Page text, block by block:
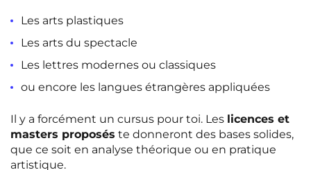
Saint-Denis
Saint-Ouen NEW!
Toulouse Tours
Villejuif Villeneuve-d'Ascq
Les arts plastiques
Les arts du spectacle
Les lettres modernes ou classiques
ou encore les langues étrangères appliquées
Il y a forcément un cursus pour toi. Les licences et
masters proposés te donneront des bases solides,
que ce soit en analyse théorique ou en pratique
artistique.